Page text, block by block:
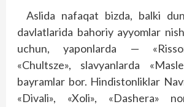
Aslida nafaqat bizda, balki
davlatlarida bahoriy ayyomlar
uchun, yaponlarda —
«Chultsze», slavyanlarda
bayramlar bor. Hindistonliklar
«Divali», «Xoli», «Dashera»